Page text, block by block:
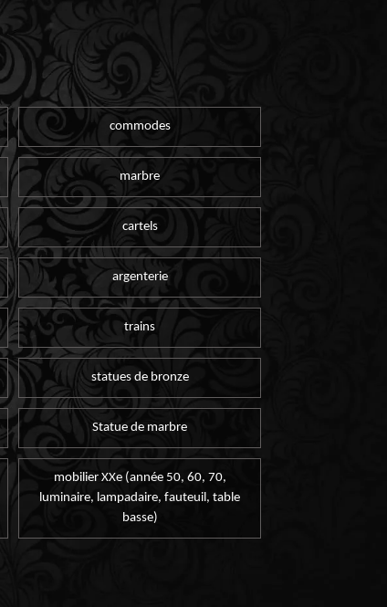
commodes
marbre
cartels
argenterie
trains
statues de bronze
Statue de marbre
mobilier XXe (année 50, 60, 70,
luminaire, lampadaire, fauteuil, table
basse)